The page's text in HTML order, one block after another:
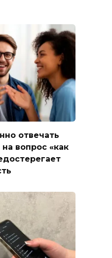
отвечать
вопрос «как